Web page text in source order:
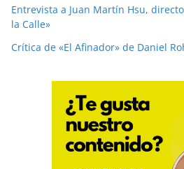
Entrevista a Juan Martín Hsu,
la Calle»
Crítica de «El Afinador» de Daniel